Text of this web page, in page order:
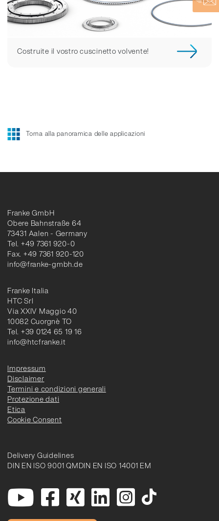
Costruite il vostro cuscinetto volvente!
Torna alla panoramica delle applicazioni
Franke GmbH
Obere Bahnstraße 64
73431 Aalen - Germany
Tel. +49 7361 920-0
Fax. +49 7361 920-120
info@franke-gmbh.de
Franke Italia
HTC Srl
Via XXIV Maggio 40
10082 Cuorgnè TO
Tel. +39 0124 65 19 16
info@htcfranke.it
Impressum
Disclaimer
Termini e condizioni generali
Protezione dati
Etica
Cookie Consent
Delivery Guidelines
DIN EN ISO 9001 QMDIN EN ISO 14001 EM